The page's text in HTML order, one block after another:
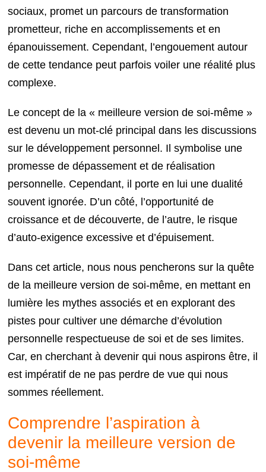
sociaux, promet un parcours de transformation
prometteur, riche en accomplissements et en
épanouissement. Cependant, l’engouement autour
de cette tendance peut parfois voiler une réalité plus
complexe.
Le concept de la « meilleure version de soi-même »
est devenu un mot-clé principal dans les discussions
sur le développement personnel. Il symbolise une
promesse de dépassement et de réalisation
personnelle. Cependant, il porte en lui une dualité
souvent ignorée. D’un côté, l’opportunité de
croissance et de découverte, de l’autre, le risque
d’auto-exigence excessive et d’épuisement.
Dans cet article, nous nous pencherons sur la quête
de la meilleure version de soi-même, en mettant en
lumière les mythes associés et en explorant des
pistes pour cultiver une démarche d’évolution
personnelle respectueuse de soi et de ses limites.
Car, en cherchant à devenir qui nous aspirons être, il
est impératif de ne pas perdre de vue qui nous
sommes réellement.
Comprendre l’aspiration à
devenir la meilleure version de
soi-même